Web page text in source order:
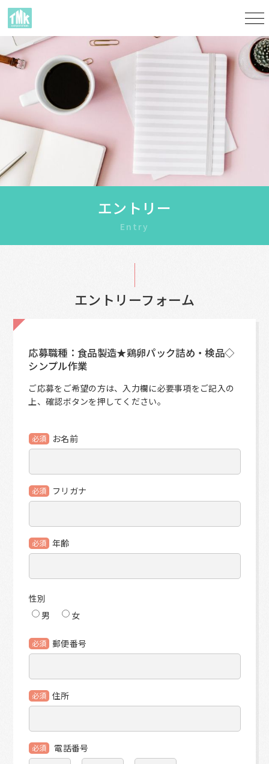
エントリー
Entry
エントリーフォーム
応募職種：食品製造★鶏卵パック詰め・検品◇
シンプル作業
ご応募をご希望の方は、入力欄に必要事項をご記入の
上、確認ボタンを押してください。
必須 お名前
必須 フリガナ
必須 年齢
性別
男
女
必須 郵便番号
必須 住所
必須
電話番号